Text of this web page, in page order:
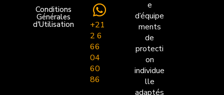
e
d’équipe
ments
de
protecti
on
individue
lle
adaptés
+21
2 6
66
04
60
86
Conditions
Générales
d'Utilisation